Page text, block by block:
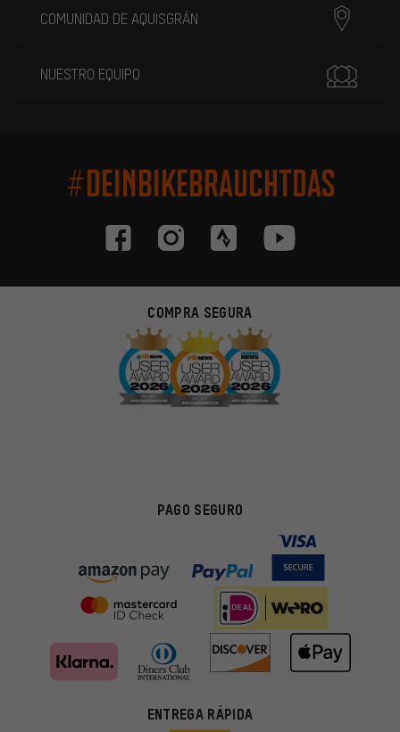
COMUNIDAD DE AQUISGRÁN
NUESTRO EQUIPO
#DEINBIKEBRAUCHTDAS
COMPRA SEGURA
PAGO SEGURO
ENTREGA RÁPIDA